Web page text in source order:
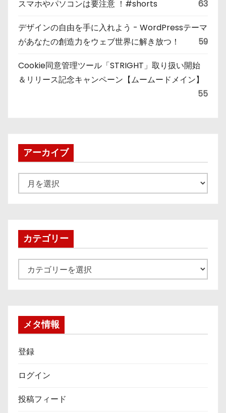
スマホやパソコンは要注意 ！#shorts 63
デザインの自由を手に入れよう - WordPressテーマ
があなたの創造力をウェブ世界に解き放つ！
59
Cookie同意管理ツール「STRIGHT」取り扱い開始
＆リリース記念キャンペーン【ムームードメイン】
55
アーカイブ
ー
ブカテゴリー
テ
メタ情報
登録
ログイン
投稿フィード